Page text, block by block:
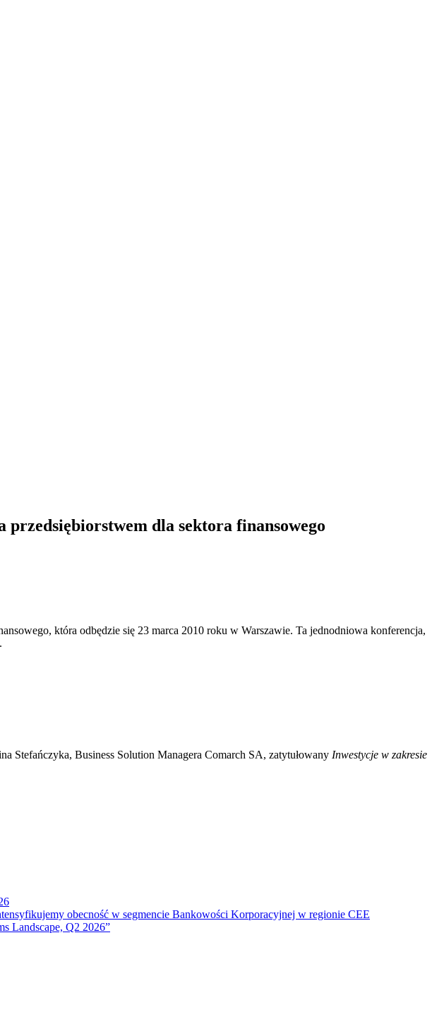
dla sektora finansowego
która odbędzie się 23 marca 2010 roku w Warszawie. Ta jednodniowa konferencja,
Stefańczyka, Business Solution Managera Comarch SA, zatytułowany Inwestycje w zakresie
obecność w segmencie Bankowości Korporacyjnej w regionie CEE
Landscape, Q2 2026”